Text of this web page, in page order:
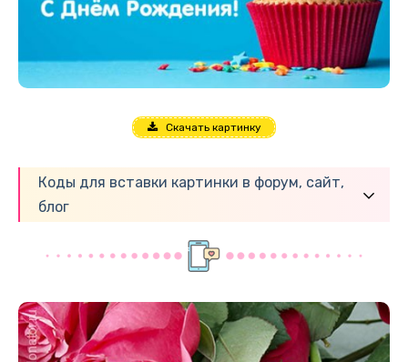
Скачать картинку
Коды для вставки картинки в форум, сайт,
блог